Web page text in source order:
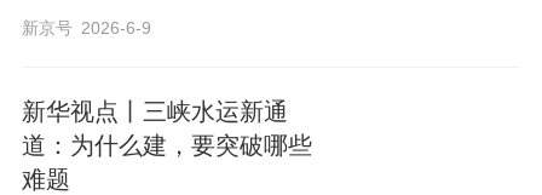
新京号 2026-6-9
新华视点丨三峡水运新通
道：为什么建，要突破哪些
难题